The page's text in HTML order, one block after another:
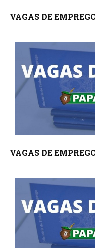
VAGAS DE
VAGAS DE